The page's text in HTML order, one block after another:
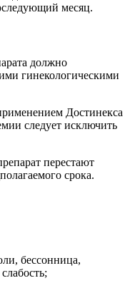
месяц.
должно
гинекологическими
Достинекса
следует исключить
перестают
срока.
бессонница,